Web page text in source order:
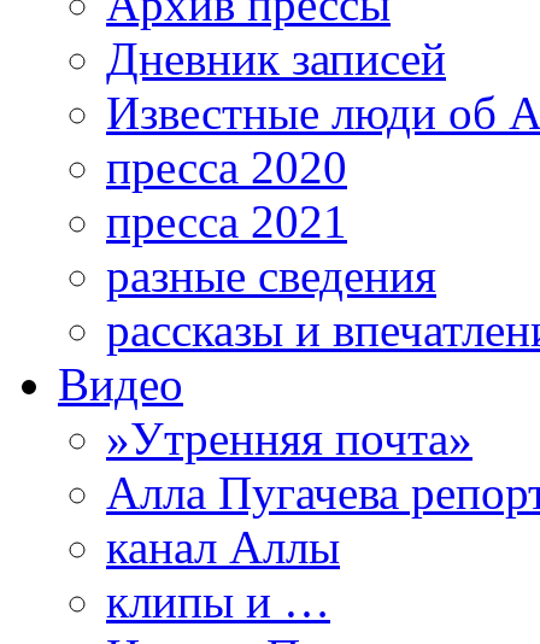
Дневник записей
Известные люди об
пресса 2020
пресса 2021
разные сведения
рассказы и
Видео
»Утренняя почта»
Алла Пугачева
канал Аллы
клипы и …